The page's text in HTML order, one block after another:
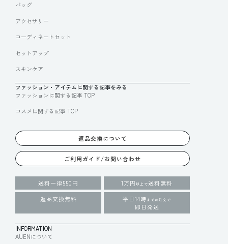
バッグ
アクセサリー
コーディネートセット
セットアップ
スキンケア
ファッション・アイテムに関する記事をみる
ファッションに関する記事 TOP
コスメに関する記事 TOP
返品交換について
ご利用ガイド/お問い合わせ
送料一律550円 1万円 以上で送料無料
返品交換無料
平日14時 までの注文で
即日発送
INFORMATION
AUENについて